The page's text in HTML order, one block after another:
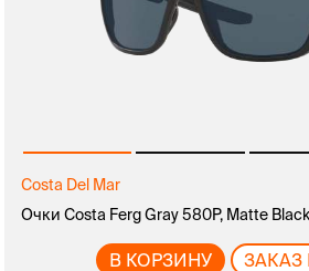
Costa Del Mar
Очки Costa Ferg Gray 580P, Matte Black
В КОРЗИНУ ЗАКАЗ